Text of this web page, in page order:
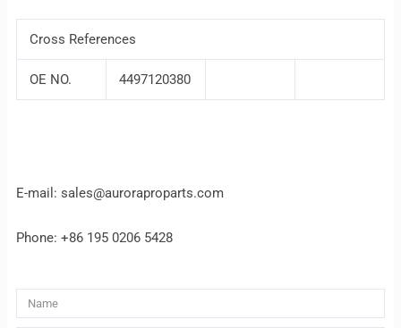
Cross References
OE NO. 4497120380
E-mail: sales@auroraproparts.com
Phone: +86 195 0206 5428
Name